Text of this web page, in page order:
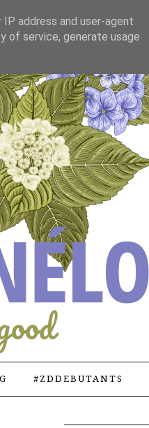
#ZDDEBUTANTS
address and user-agent
of service, generate usage